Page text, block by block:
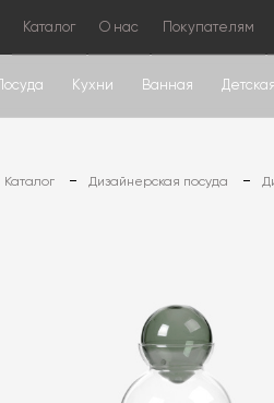
Каталог О нас Покупателям
Посуда Кухни Ванная Детская
Каталог Дизайнерская посуда